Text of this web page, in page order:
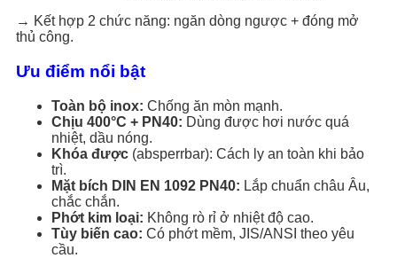
→ Kết hợp 2 chức năng: ngăn dòng ngược + đóng mở
thủ công.
Ưu điểm nổi bật
Toàn bộ inox: Chống ăn mòn mạnh.
Chịu 400°C + PN40: Dùng được hơi nước quá
nhiệt, dầu nóng.
Khóa được (absperrbar): Cách ly an toàn khi bảo
trì.
Mặt bích DIN EN 1092 PN40: Lắp chuẩn châu Âu,
chắc chắn.
Phớt kim loại: Không rò rỉ ở nhiệt độ cao.
Tùy biến cao: Có phớt mềm, JIS/ANSI theo yêu
cầu.